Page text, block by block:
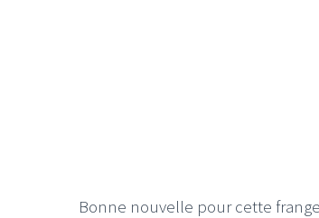
Bonne nouvelle pour cette